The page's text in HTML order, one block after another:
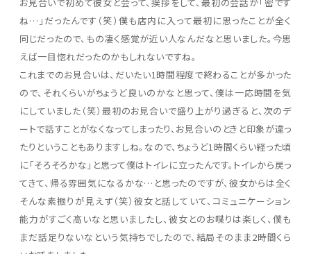
ね…」だったんです（笑）僕も店内に入って最初に思ったことが全く
同じだったので、もの凄く感覚が近い人なんだなと思いました。今思
えば一目惚れだったのかもしれないですね。
これまでのお見合いは、だいたい1時間程度で終わることが多かった
ので、それくらいがちょうど良いのかなと思って、僕は一応時間を気
にしていました（笑）最初のお見合いで盛り上がり過ぎると、次のデ
ートで話すことがなくなってしまったり、お見合いのときと印象が違っ
たりということもありますしね。なので、ちょうど1時間くらい経った頃
に「そろそろかな」と思って僕はトイレに立ったんです。トイレから戻っ
てきて、帰る雰囲気になるかな…と思ったのですが、彼女からは全く
そんな素振りが見えず（笑）彼女と話していて、コミュニケーション
能力がすごく高いなと思いましたし、彼女とのお喋りは楽しく、僕も
まだ話足りないなという気持ちでしたので、結局そのまま2時間くら